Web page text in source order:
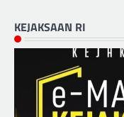
KEJAKSAAN RI